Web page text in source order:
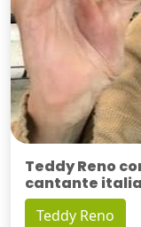
Teddy Reno
cantante
Teddy Reno